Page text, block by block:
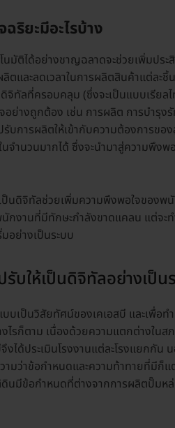
ริยะมีอะไรบ้าง
นมัติได้อย่างชาญฉลาดจะช่วยเพิ่มปร
ตและลดเวลาในการผลิตสินค้าแต่ละ
ดิจิทัลที่ครอบคลุม (ซึ่งจะเป็นแบบเรีย
อย่างถูกต้อง เช่น การผลิต การบำรุง
การผลิตให้เข้ากับความต้องการของ
จำนวนมากได้ ซึ่งจะนำมาสู่ความพึงพ
ป็นดิจิทัลช่วยเพิ่มความพึงพอใจของพ
นักงานที่มีทักษะกำลังขาดแคลน แต่จะ
อย่างเป็นระบบ
รับให้เป็นดิจิทัลอย่างเป็น
บเป็นวิสัยทัศน์ของเคเอสบี และเพื่อ
ไรก็ตาม เนื่องด้วยความแตกต่างในส
งได้ประเมินโรงงานแต่ละโรงแยกกั
มว่าข้อกำหนดและความท้าทายที่มีก็
นมีข้อกำหนดที่ต่างจากการผลิตปั๊มห